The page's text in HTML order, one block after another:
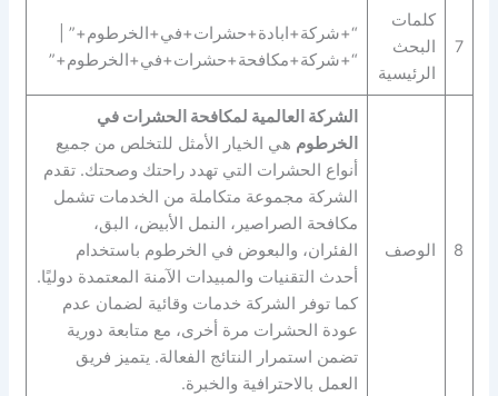
7
كلمات
البحث
الرئيسية
“+شركة+ابادة+حشرات+في+الخرطوم+” |
“+شركة+مكافحة+حشرات+في+الخرطوم+”
8 الوصف
الشركة العالمية لمكافحة الحشرات في
الخرطوم هي الخيار الأمثل للتخلص من جميع
أنواع الحشرات التي تهدد راحتك وصحتك. تقدم
الشركة مجموعة متكاملة من الخدمات تشمل
مكافحة الصراصير، النمل الأبيض، البق،
الفئران، والبعوض في الخرطوم باستخدام
أحدث التقنيات والمبيدات الآمنة المعتمدة دوليًا.
كما توفر الشركة خدمات وقائية لضمان عدم
عودة الحشرات مرة أخرى، مع متابعة دورية
تضمن استمرار النتائج الفعالة. يتميز فريق
العمل بالاحترافية والخبرة.